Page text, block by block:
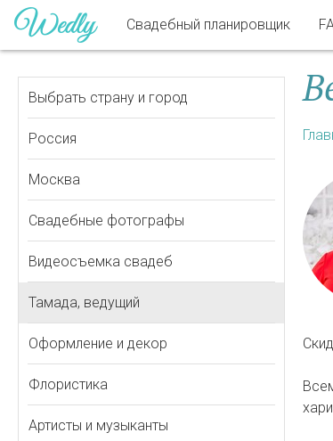
Свадебный планировщик
Выбрать страну и город
Россия
Москва
Свадебные фотографы
Видеосъемка свадеб
Тамада, ведущий
Оформление и декор
Флористика
Артисты и музыканты